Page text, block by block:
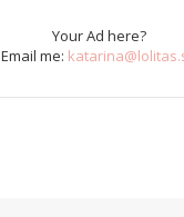
Your Ad here?
Email me: